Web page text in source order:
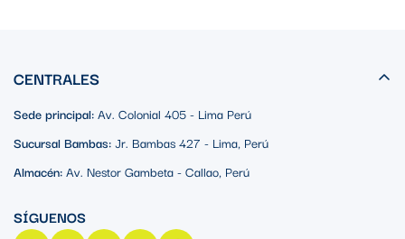
CENTRALES
Sede principal:Av. Colonial 405 - Lima Perú
Sucursal Bambas:Jr. Bambas 427 - Lima, Perú
Almacén:Av. Nestor Gambeta - Callao, Perú